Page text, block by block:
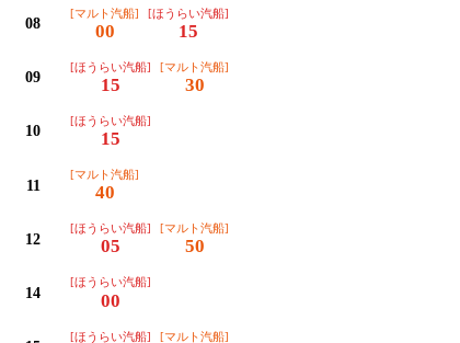
08
[マルト汽船]
00
[ほうらい汽船]
15
09
[ほうらい汽船]
15
[マルト汽船]
30
10
[ほうらい汽船]
15
11
[マルト汽船]
40
12
[ほうらい汽船]
05
[マルト汽船]
50
14
[ほうらい汽船]
00
[ほうらい汽船] [マルト汽船]